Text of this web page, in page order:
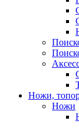
Ножи,
Ножи